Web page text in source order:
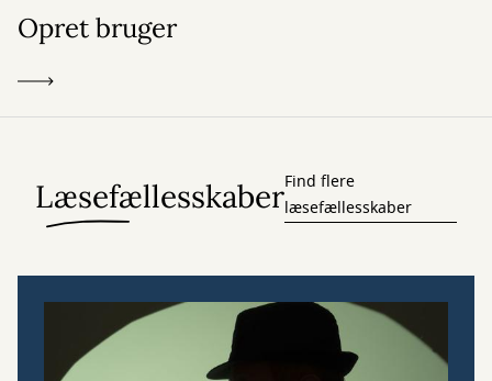
Opret bruger
LæsefællesskaberFind flere
læsefællesskaber